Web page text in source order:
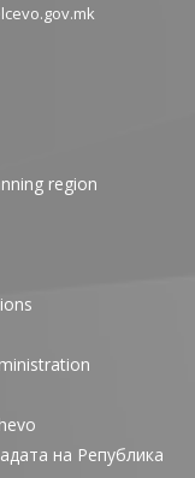
region
на Република